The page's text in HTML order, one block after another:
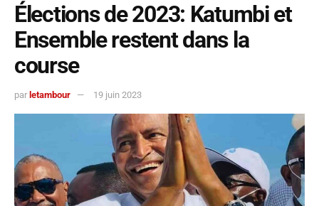
Élections de 2023: Katumbi et
Ensemble restent dans la
course
par letambour 19 juin 2023